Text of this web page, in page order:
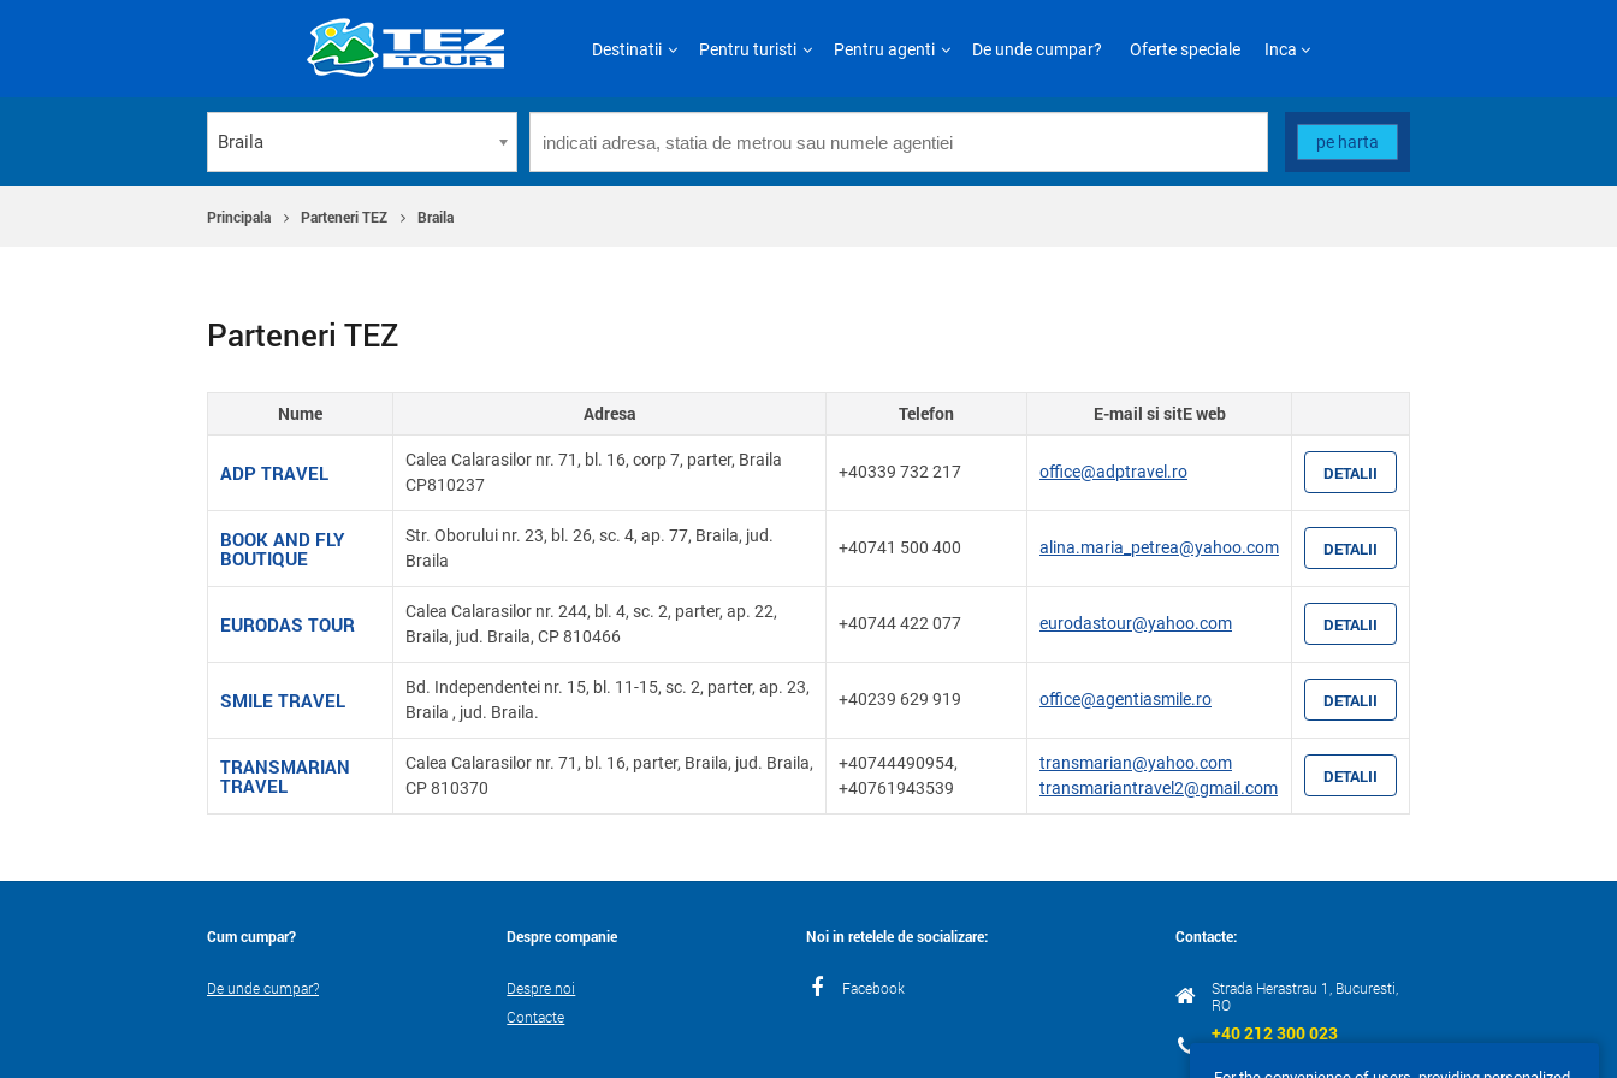
Destinatii Pentru turisti Pentru agenti De unde cumpar? Oferte speciale Inca
Braila pe harta
Principala Parteneri TEZ Braila
Parteneri TEZ
Nume Adresa Telefon E-mail si sitE web
ADP TRAVEL
Calea Calarasilor nr. 71, bl. 16, corp 7, parter, Braila
CP810237
+40339 732 217 office@adptravel.ro DETALII
BOOK AND FLY
BOUTIQUE
Str. Oborului nr. 23, bl. 26, sc. 4, ap. 77, Braila, jud.
Braila
+40741 500 400 alina.maria_petrea@yahoo.com DETALII
EURODAS TOUR
Calea Calarasilor nr. 244, bl. 4, sc. 2, parter, ap. 22,
Braila, jud. Braila, CP 810466
+40744 422 077 eurodastour@yahoo.com DETALII
SMILE TRAVEL
Bd. Independentei nr. 15, bl. 11-15, sc. 2, parter, ap. 23,
Braila , jud. Braila.
+40239 629 919 office@agentiasmile.ro DETALII
TRANSMARIAN
TRAVEL
Calea Calarasilor nr. 71, bl. 16, parter, Braila, jud. Braila,
CP 810370
+40744490954,
+40761943539
transmarian@yahoo.com
transmariantravel2@gmail.com
DETALII
Cum cumpar?
De unde cumpar?
Despre companie
Despre noi
Contacte
Noi in retelele de socializare:
Facebook
Contacte:
Strada Herastrau 1, Bucuresti,
RO
+40 212 300 023